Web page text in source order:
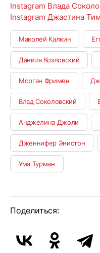
Instagram Влада
Instagram Джастина
Маколей Калкин
Данила Козловский
Морган Фримен
Влад Соколовский
Анджелина Джоли
Дженнифер Энистон
Ума Турман
Поделиться: